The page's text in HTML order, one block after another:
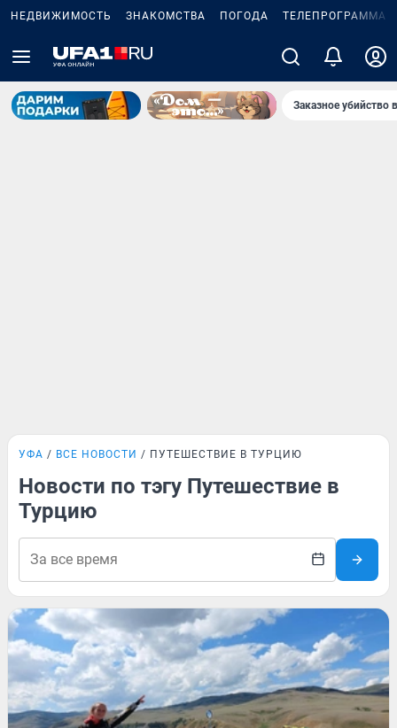
НЕДВИЖИМОСТЬ ЗНАКОМСТВА ПОГОДА ТЕЛЕПРОГРАММА
Заказное убийство
УФА ВСЕ НОВОСТИ ПУТЕШЕСТВИЕ В ТУРЦИЮ
Новости по тэгу Путешествие в
Турцию